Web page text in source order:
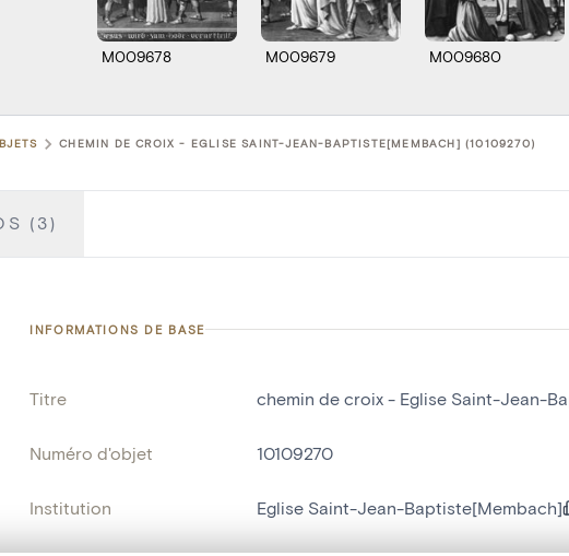
M009678 M009679 M009680
CHEMIN DE CROIX - EGLISE SAINT-JEAN-BAPTISTE[MEMBACH] (10109270)
(3)
INFORMATIONS DE BASE
Titre chemin de croix - Eglise Saint-Jean-
Numéro d'objet 10109270
Institution Eglise Saint-Jean-Baptiste[Membach]